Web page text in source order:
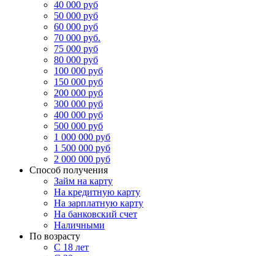
40 000 руб
50 000 руб
60 000 руб
70 000 руб.
75 000 руб
80 000 руб
100 000 руб
150 000 руб
200 000 руб
300 000 руб
400 000 руб
500 000 руб
1 000 000 руб
1 500 000 руб
2 000 000 руб
Способ получения
Займ на карту
На кредитную карту
На зарплатную карту
На банковский счет
Наличными
По возрасту
С 18 лет